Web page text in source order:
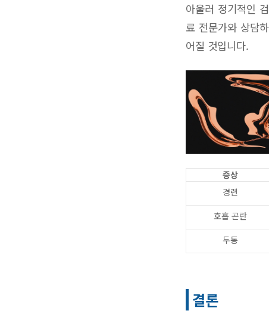
아울러 정기적인
료 전문가와 상담
어질 것입니다.
증상
경련
호흡 곤란
두통
결론